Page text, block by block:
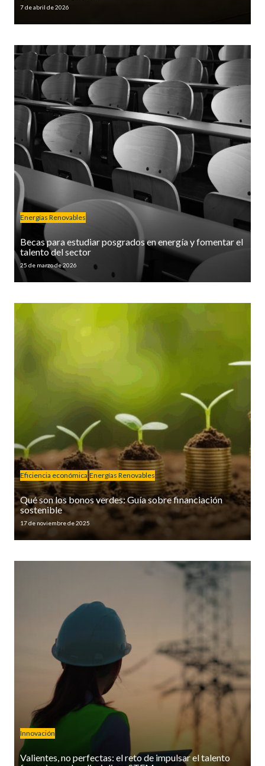
7 de abril de 2026
Energías Renovables
Becas para estudiar posgrados en energía y fomentar el
talento del sector
25 de marzo de 2026
Eficiencia económica Energías Renovables
Qué son los bonos verdes: Guía sobre financiación
sostenible
17 de noviembre de 2025
Innovación
Valientes, no perfectas: el reto de impulsar el talento